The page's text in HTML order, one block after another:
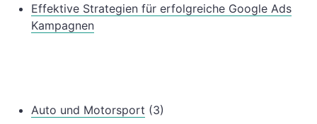
Effektive Strategien für erfolgreiche Google Ads
Kampagnen
Auto und Motorsport (3)